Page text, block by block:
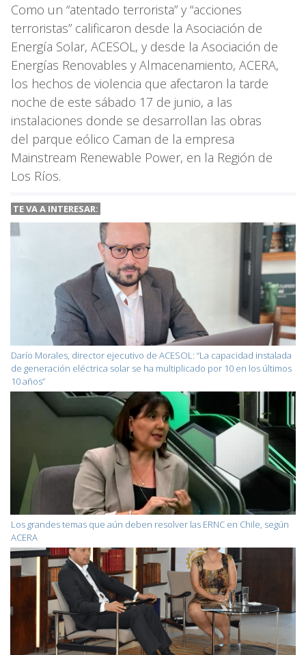
Como un “atentado terrorista” y “acciones
terroristas” calificaron desde la Asociación de
Energía Solar, ACESOL, y desde la Asociación de
Energías Renovables y Almacenamiento, ACERA,
los hechos de violencia que afectaron la tarde
noche de este sábado 17 de junio, a las
instalaciones donde se desarrollan las obras
del parque eólico Caman de la empresa
Mainstream Renewable Power, en la Región de
Los Ríos.
TE VA A INTERESAR:
Darío Morales, director ejecutivo de ACESOL: “La capacidad instalada
de generación eléctrica solar se ha multiplicado por 10 en los últimos
10 años”
Los grandes temas que aún deben resolver las ERNC en Chile, según
ACERA